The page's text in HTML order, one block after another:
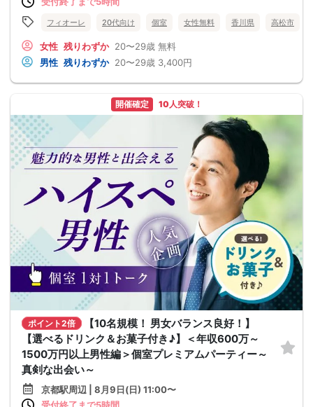
フィオーレ 20代向け 個室 女性無料 香川県 高松市
女性 残りわずか 20〜29歳 無料
男性 残りわずか 20〜29歳 3,400円
開催確定 10人突破！
ポイント2倍
【10名規模！ 男女バランス良好！】
【選べるドリンク＆お菓子付き♪】＜年収600万～
1500万円以上男性編＞個室プレミアムパーティー～
真剣な出会い～
京都駅周辺 | 8月9日(日) 11:00〜